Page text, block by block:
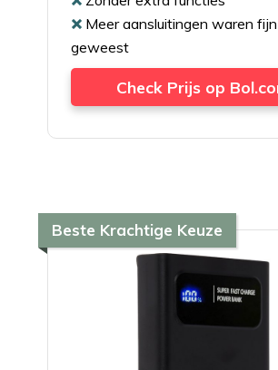
Meer aansluitingen waren fijn
geweest
Check Prijs op
Beste Krachtige Keuze